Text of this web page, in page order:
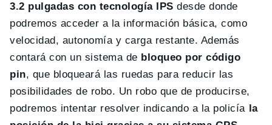
3.2 pulgadas con tecnología IPS desde donde
podremos acceder a la información básica, como
velocidad, autonomía y carga restante. Además
contará con un sistema de bloqueo por código
pin, que bloqueará las ruedas para reducir las
posibilidades de robo. Un robo que de producirse,
podremos intentar resolver indicando a la policía la